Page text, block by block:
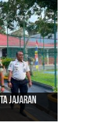
Jajaran
di Polda
Narkotika
Sarana
Merah Putih